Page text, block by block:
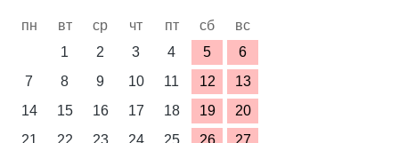
пн вт ср чт пт сб
вс
1
2 3 4 5
6
7
8 9 10 11 12
13
14
15 16 17 18 19
20
21
22 23 24 25 26
27